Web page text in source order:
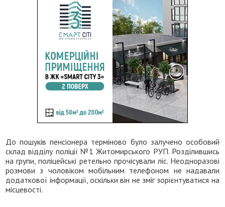
До пошуків пенсіонера терміново було залучено особовий
склад відділу поліції №1 Житомирського РУП. Розділившись
на групи, поліцейські ретельно прочісували ліс. Неодноразові
розмови з чоловіком мобільним телефоном не надавали
додаткової інформації, оскільки він не зміг зорієнтуватися на
місцевості.